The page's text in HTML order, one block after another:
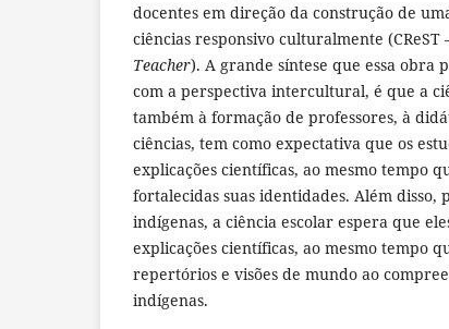
docentes em direção da construção de
ciências responsivo culturalmente (CReST
Teacher). A grande síntese que essa obra
com a perspectiva intercultural, é que a
também à formação de professores, à
ciências, tem como expectativa que os
explicações científicas, ao mesmo tempo
fortalecidas suas identidades. Além disso,
indígenas, a ciência escolar espera que
explicações científicas, ao mesmo tempo
repertórios e visões de mundo ao
indígenas.